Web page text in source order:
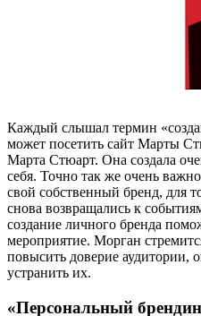
Каждый слышал термин
может посетить сайт Марты
Марта Стюарт. Она создала
себя. Точно так же очень
свой собственный бренд, для
снова возвращались к
создание личного бренда
мероприятие. Морган
повысить доверие аудитории,
устранить их.
«Персональный